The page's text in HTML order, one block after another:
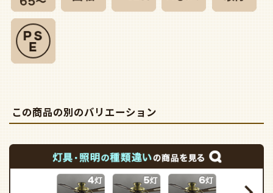
この商品の別のバリエーション